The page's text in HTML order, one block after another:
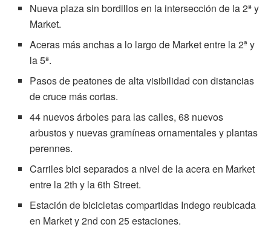
Nueva plaza sin bordillos en la intersección de la 2ª y
Market.
Aceras más anchas a lo largo de Market entre la 2ª y
la 5ª.
Pasos de peatones de alta visibilidad con distancias
de cruce más cortas.
44 nuevos árboles para las calles, 68 nuevos
arbustos y nuevas gramíneas ornamentales y plantas
perennes.
Carriles bici separados a nivel de la acera en Market
entre la 2th y la 6th Street.
Estación de bicicletas compartidas Indego reubicada
en Market y 2nd con 25 estaciones.